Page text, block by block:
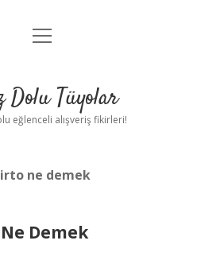
Anasayfa
Yasal Uyarı
menüyü
Dolu Tüyolar
eğlenceli alışveriş fikirleri!
ne demek
Demek